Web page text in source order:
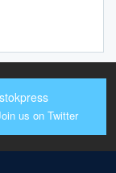
us on Twitter